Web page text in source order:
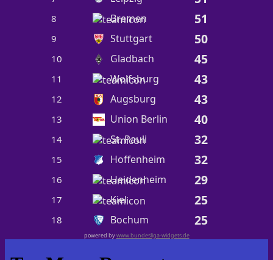
8 Bremen 51
9 Stuttgart 50
10 Gladbach 45
11 Wolfsburg 43
12 Augsburg 43
13 Union Berlin 40
14 St. Pauli 32
15 Hoffenheim 32
16 Heidenheim 29
17 Kiel 25
18 Bochum 25
powered bywww.bundesliga-widgets.de